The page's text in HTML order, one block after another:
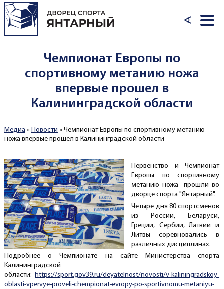
Перейти к основному содержанию
∢
Чемпионат Европы по
спортивному метанию ножа
впервые прошел в
Калининградской области
Вы здесь
Медиа» Новости » Чемпионат Европы по спортивному метанию
ножа впервые прошел в Калининградской области
Первенство и Чемпионат
Европы по спортивному
метанию ножа прошли во
дворце спорта "Янтарный".
Четыре дня 80 спортсменов
из России, Беларуси,
Греции, Сербии, Латвии и
Литвы соревновались в
различных дисциплинах.
Подробнее о Чемпионате на сайте Министерства спорта
Калининградской
области: https://sport.gov39.ru/deyatelnost/novosti/v-kaliningradskoy-
oblasti-vpervye-proveli-chempionat-evropy-po-sportivnomu-metaniyu-